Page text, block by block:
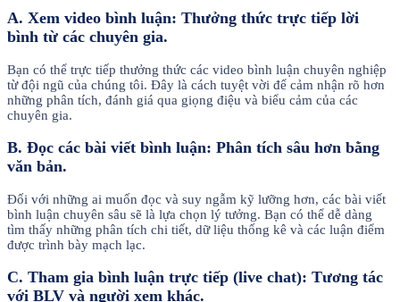
A. Xem video bình luận: Thưởng thức trực tiếp lời
bình từ các chuyên gia.
Bạn có thể trực tiếp thưởng thức các video bình luận chuyên nghiệp
từ đội ngũ của chúng tôi. Đây là cách tuyệt vời để cảm nhận rõ hơn
những phân tích, đánh giá qua giọng điệu và biểu cảm của các
chuyên gia.
B. Đọc các bài viết bình luận: Phân tích sâu hơn bằng
văn bản.
Đối với những ai muốn đọc và suy ngẫm kỹ lưỡng hơn, các bài viết
bình luận chuyên sâu sẽ là lựa chọn lý tưởng. Bạn có thể dễ dàng
tìm thấy những phân tích chi tiết, dữ liệu thống kê và các luận điểm
được trình bày mạch lạc.
C. Tham gia bình luận trực tiếp (live chat): Tương tác
với BLV và người xem khác.